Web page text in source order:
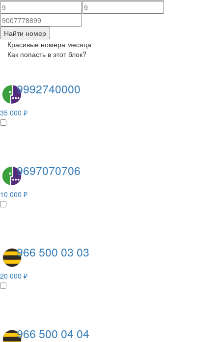
Найти номер
Красивые номера месяца
Как попасть в этот блок?
9992740000
35 000 ₽
9697070706
10 000 ₽
966 500 03 03
20 000 ₽
966 500 04 04